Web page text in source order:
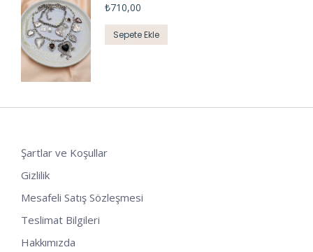
₺710,00
Sepete Ekle
Şartlar ve Koşullar
Gizlilik
Mesafeli Satış Sözleşmesi
Teslimat Bilgileri
Hakkımızda